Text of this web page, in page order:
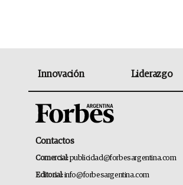
Innovación Liderazgo
Contactos
Comercial:publicidad@forbesargentina.com
Editorial:info@forbesargentina.com